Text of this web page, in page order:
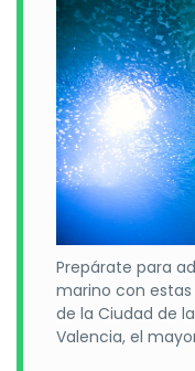
Suplementos y
Media pensión
Suplemento
Buggy: 35 €
Spa: 12 €
Alquiler de
Carro manual: 5 €
Carro eléctrico:
Niños y no jugadores:
Política de
Prepárate para
marino con
de la Ciudad de
Valencia, el